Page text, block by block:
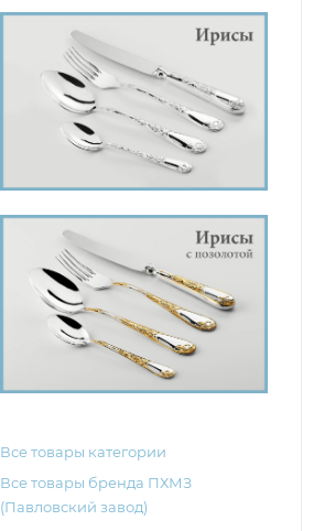
Все товары категории
Все товары бренда ПХМЗ
(Павловский завод)